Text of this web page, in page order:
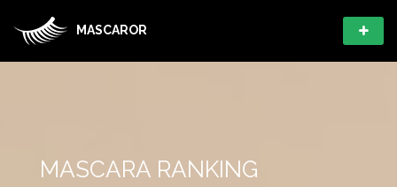
MASCAROR
MASCARA RANKING